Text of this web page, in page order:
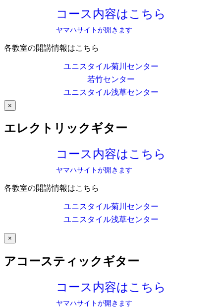
コース内容はこちら
ヤマハサイトが開きます
各教室の開講情報はこちら
ユニスタイル菊川センター
若竹センター
ユニスタイル浅草センター
×
エレクトリックギター
コース内容はこちら
ヤマハサイトが開きます
各教室の開講情報はこちら
ユニスタイル菊川センター
ユニスタイル浅草センター
×
アコースティックギター
コース内容はこちら
ヤマハサイトが開きます